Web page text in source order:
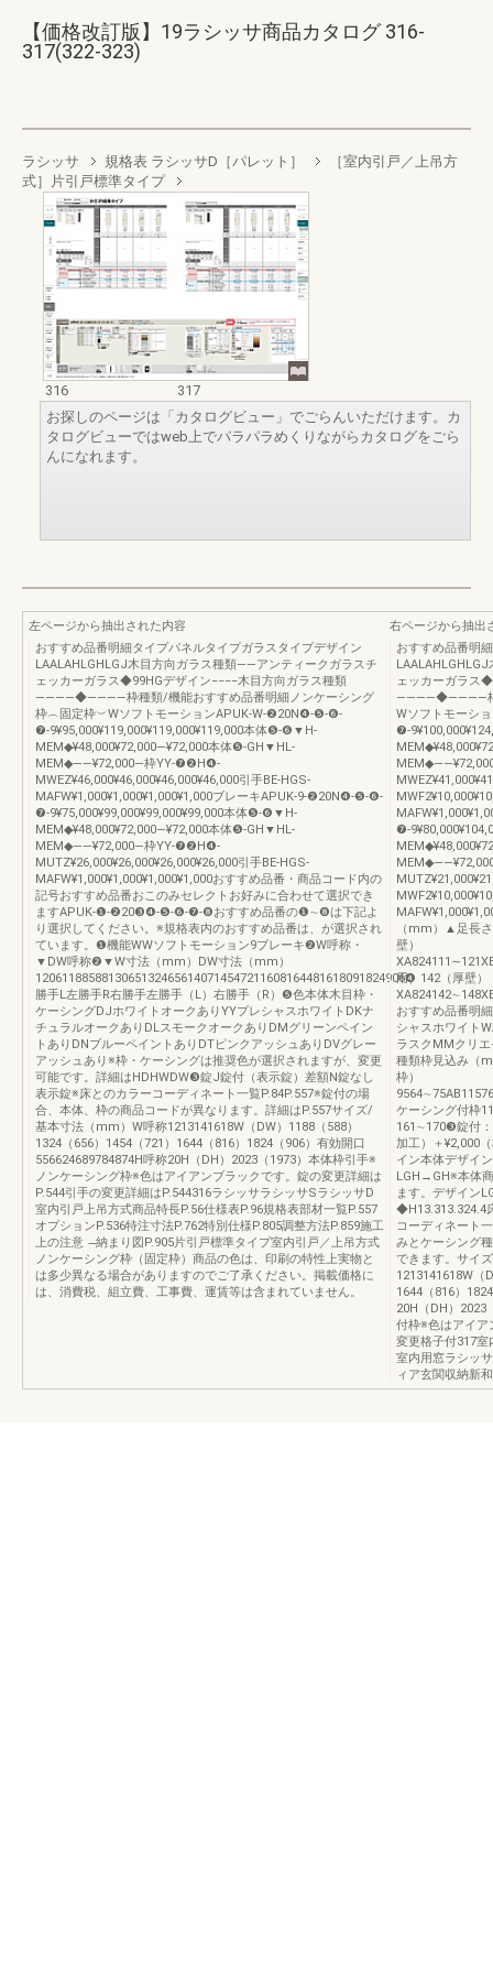
【価格改訂版】19ラシッサ商品カタログ 316-
317(322-323)
ラシッサ 規格表 ラシッサD［パレット］
［室内引戸／上吊方
式］片引戸標準タイプ
316
317
お探しのページは「カタログビュー」でごらんいただけます。カ
タログビューではweb上でパラパラめくりながらカタログをごら
んになれます。
左ページから抽出された内容
おすすめ品番明細タイプパネルタイプガラスタイプデザイン
LAALAHLGHLGJ木目方向ガラス種類――アンティークガラスチ
ェッカーガラス◆99HGデザイン−−−−木目方向ガラス種類
――――◆――――枠種類/機能おすすめ品番明細ノンケーシング
枠︵固定枠︶WソフトモーションAPUK-W-❷20N❹-❺-❻-
❼-9¥95,000¥119,000¥119,000¥119,000本体❺-❻▼H-
MEM◆¥48,000¥72,000―¥72,000本体❺-GH▼HL-
MEM◆――¥72,000―枠YY-❼❷H❹-
MWEZ¥46,000¥46,000¥46,000¥46,000引手BE-HGS-
MAFW¥1,000¥1,000¥1,000¥1,000ブレーキAPUK-9-❷20N❹-❺-❻-
❼-9¥75,000¥99,000¥99,000¥99,000本体❺-❻▼H-
MEM◆¥48,000¥72,000―¥72,000本体❺-GH▼HL-
MEM◆――¥72,000―枠YY-❼❷H❹-
MUTZ¥26,000¥26,000¥26,000¥26,000引手BE-HGS-
MAFW¥1,000¥1,000¥1,000¥1,000おすすめ品番・商品コード内の
記号おすすめ品番おこのみセレクトお好みに合わせて選択でき
ますAPUK-❶-❷20❸❹-❺-❻-❼-❽おすすめ品番の❶∼❽は下記よ
り選択してください。※規格表内のおすすめ品番は、が選択され
ています。❶機能WWソフトモーション9ブレーキ❷W呼称・
▼DW呼称❷▼W寸法（mm）DW寸法（mm）
12061188588130651324656140714547211608164481618091824906❹
勝手L左勝手R右勝手左勝手（L）右勝手（R）❺色本体木目枠・
ケーシングDJホワイトオークありYYプレシャスホワイトDKナ
チュラルオークありDLスモークオークありDMグリーンペイン
トありDNブルーペイントありDTピンクアッシュありDVグレー
アッシュあり※枠・ケーシングは推奨色が選択されますが、変更
可能です。詳細はHDHWDW❸錠J錠付（表示錠）差額N錠なし
表示錠※床とのカラーコーディネート一覧P.84P.557※錠付の場
合、本体、枠の商品コードが異なります。詳細はP.557サイズ/
基本寸法（mm）W呼称1213141618W（DW）1188（588）
1324（656）1454（721）1644（816）1824（906）有効開口
556624689784874H呼称20H（DH）2023（1973）本体枠引手※
ノンケーシング枠※色はアイアンブラックです。錠の変更詳細は
P.544引手の変更詳細はP.544316ラシッサラシッサSラシッサD
室内引戸上吊方式商品特長P.56仕様表P.96規格表部材一覧P.557
オプションP.536特注寸法P.762特別仕様P.805調整方法P.859施工
上の注意 ̶納まり図P.905片引戸標準タイプ室内引戸／上吊方式
ノンケーシング枠（固定枠）商品の色は、印刷の特性上実物と
は多少異なる場合がありますのでご了承ください。掲載価格に
は、消費税、組立費、工事費、運賃等は含まれていません。
右ページから抽出
おすすめ品番明
ェッカーガラス
――――◆――――枠
Wソフトモーシ
❼-
❼-
（mm）▲足長
壁）
用）142（厚壁）
おすすめ品番明
シャスホワイト
ラスクMMクリ
種類枠見込み（
枠）
ケーシング付枠
161∼170❸錠付：
加工）＋¥2,000
イン本体デザイ
LGH→GH※本体
ます。デザイン
◆H13.313.324.4
コーディネート
みとケーシング
できます。サイ
1213141618W（
1644（816）
20H（DH）2023
付枠※色はアイア
変更格子付317室
室内用窓ラシッ
ィア玄関収納新